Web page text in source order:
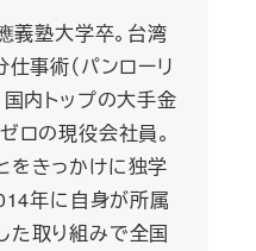
義塾大学卒。台湾
事術（パンローリ
国内トップの大手金
ロの現役会社員。
をきっかけに独学
年に自身が所属
た取り組みで全国